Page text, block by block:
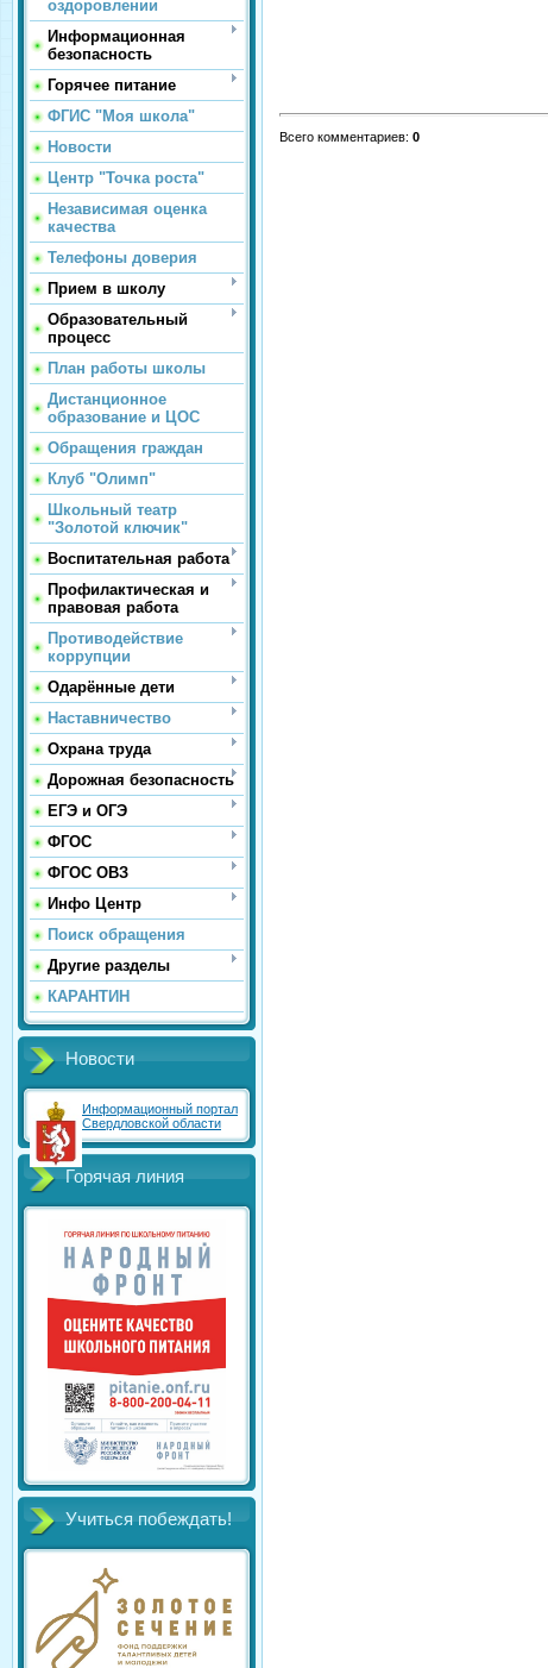
оздоровлении
Информационная
безопасность
Горячее питание
ФГИС "Моя школа"
Новости
Центр "Точка роста"
Независимая оценка
качества
Телефоны доверия
Прием в школу
Образовательный
процесс
План работы школы
Дистанционное
образование и ЦОС
Обращения граждан
Клуб "Олимп"
Школьный театр
"Золотой ключик"
Воспитательная работа
Профилактическая и
правовая работа
Противодействие
коррупции
Одарённые дети
Наставничество
Охрана труда
Дорожная безопасность
ЕГЭ и ОГЭ
ФГОС
ФГОС ОВЗ
Инфо Центр
Поиск обращения
Другие разделы
КАРАНТИН
Новости
Информационный портал
Свердловской области
Горячая линия
Учиться побеждать!
Всего комментариев: 0